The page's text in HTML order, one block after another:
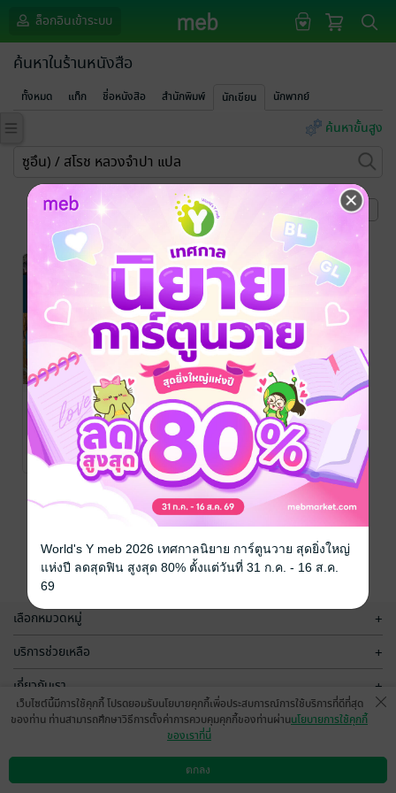
ล็อกอินเข้าระบบ
ค้นหาในร้านหนังสือ
ทั้งหมด แท็ก ชื่อหนังสือ สำนักพิมพ์ นักเขียน นักพากย์
ค้นหาขั้นสูง
หน้าที่ 1
-15%
Why? ถ้ำ
Jeong, Soo-Eun
(ช็อง, ซูอึน) / สโรช
หลวงจำปา แปล/
Nanmeebooks
การ์ตูนเด็ก/การ์ตูน
ความรู้
No Rating
เลือกหมวดหมู่ +
บริการช่วยเหลือ +
เกี่ยวกับเรา +
กลุ่มธุรกิจในเครือ
ดาวน์โหลดแอป วิธีการใช้งาน ติดต่อเรา
เว็บไซต์นี้มีการใช้คุกกี้ โปรดยอมรับนโยบายคุกกี้เพื่อประสบการณ์การใช้บริการที่ดีที่สุด
ของท่าน ท่านสามารถศึกษาวิธีการตั้งค่าการควบคุมคุกกี้ของท่านผ่านนโยบายการใช้คุกกี้
ของเราที่นี่
ตกลง
World's Y meb 2026 เทศกาลนิยาย การ์ตูนวาย สุดยิ่งใหญ่
แห่งปี ลดสุดฟิน สูงสุด 80% ตั้งแต่วันที่ 31 ก.ค. - 16 ส.ค.
69